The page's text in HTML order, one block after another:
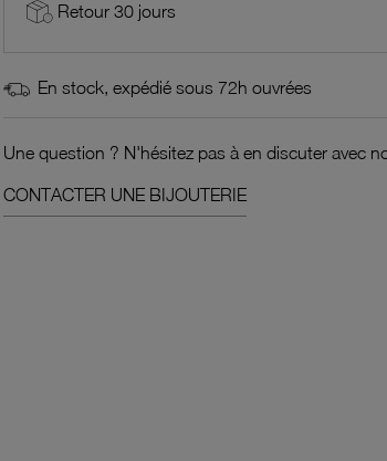
Retour 30 jours
En stock, expédié sous 72h ouvrées
Une question ? N'hésitez pas à en discuter avec
CONTACTER UNE BIJOUTERIE